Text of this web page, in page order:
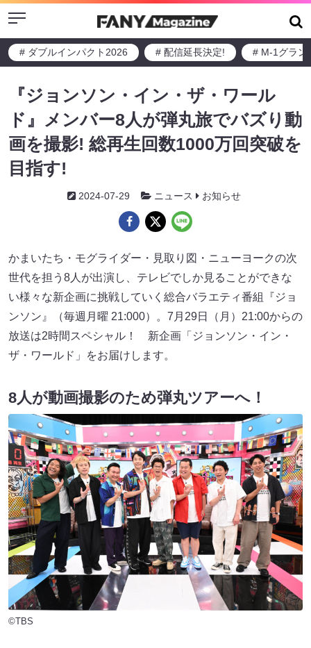
Menu
# ダブルインパクト2026 # 配信延長決定! # M-1グラン
『ジョンソン・イン・ザ・ワール
ド』メンバー8人が弾丸旅でバズり動
画を撮影! 総再生回数1000万回突破を
目指す!
2024-07-29 ニュース お知らせ
かまいたち・モグライダー・見取り図・ニューヨークの次
世代を担う8人が出演し、テレビでしか見ることができな
い様々な新企画に挑戦していく総合バラエティ番組『ジョ
ンソン』（毎週月曜 21:000）。7月29日（月）21:00からの
放送は2時間スペシャル！ 新企画「ジョンソン・イン・
ザ・ワールド」をお届けします。
8人が動画撮影のため弾丸ツアーへ！
©TBS